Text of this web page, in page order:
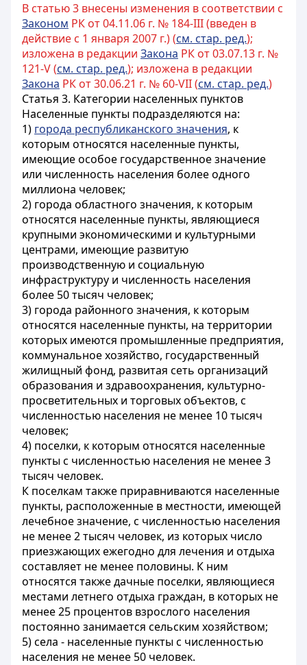
В статью 3 внесены изменения в соответствии с
Законом РК от 04.11.06 г. № 184-III (введен в
действие с 1 января 2007 г.) (см. стар. ред.);
изложена в редакции Закона РК от 03.07.13 г. №
121-V (см. стар. ред.); изложена в редакции
Закона РК от 30.06.21 г. № 60-VII (см. стар. ред.)
Статья 3. Категории населенных пунктов
Населенные пункты подразделяются на:
1) города республиканского значения, к
которым относятся населенные пункты,
имеющие особое государственное значение
или численность населения более одного
миллиона человек;
2) города областного значения, к которым
относятся населенные пункты, являющиеся
крупными экономическими и культурными
центрами, имеющие развитую
производственную и социальную
инфраструктуру и численность населения
более 50 тысяч человек;
3) города районного значения, к которым
относятся населенные пункты, на территории
которых имеются промышленные предприятия,
коммунальное хозяйство, государственный
жилищный фонд, развитая сеть организаций
образования и здравоохранения, культурно-
просветительных и торговых объектов, с
численностью населения не менее 10 тысяч
человек;
4) поселки, к которым относятся населенные
пункты с численностью населения не менее 3
тысяч человек.
К поселкам также приравниваются населенные
пункты, расположенные в местности, имеющей
лечебное значение, с численностью населения
не менее 2 тысяч человек, из которых число
приезжающих ежегодно для лечения и отдыха
составляет не менее половины. К ним
относятся также дачные поселки, являющиеся
местами летнего отдыха граждан, в которых не
менее 25 процентов взрослого населения
постоянно занимается сельским хозяйством;
5) села - населенные пункты с численностью
населения не менее 50 человек.